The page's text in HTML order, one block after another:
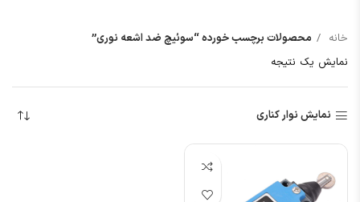
خانه
محصولات برچسب خورده “سوئیچ ضد اشعه نوری”
نمایش یک نتیجه
نمایش نوار کناری